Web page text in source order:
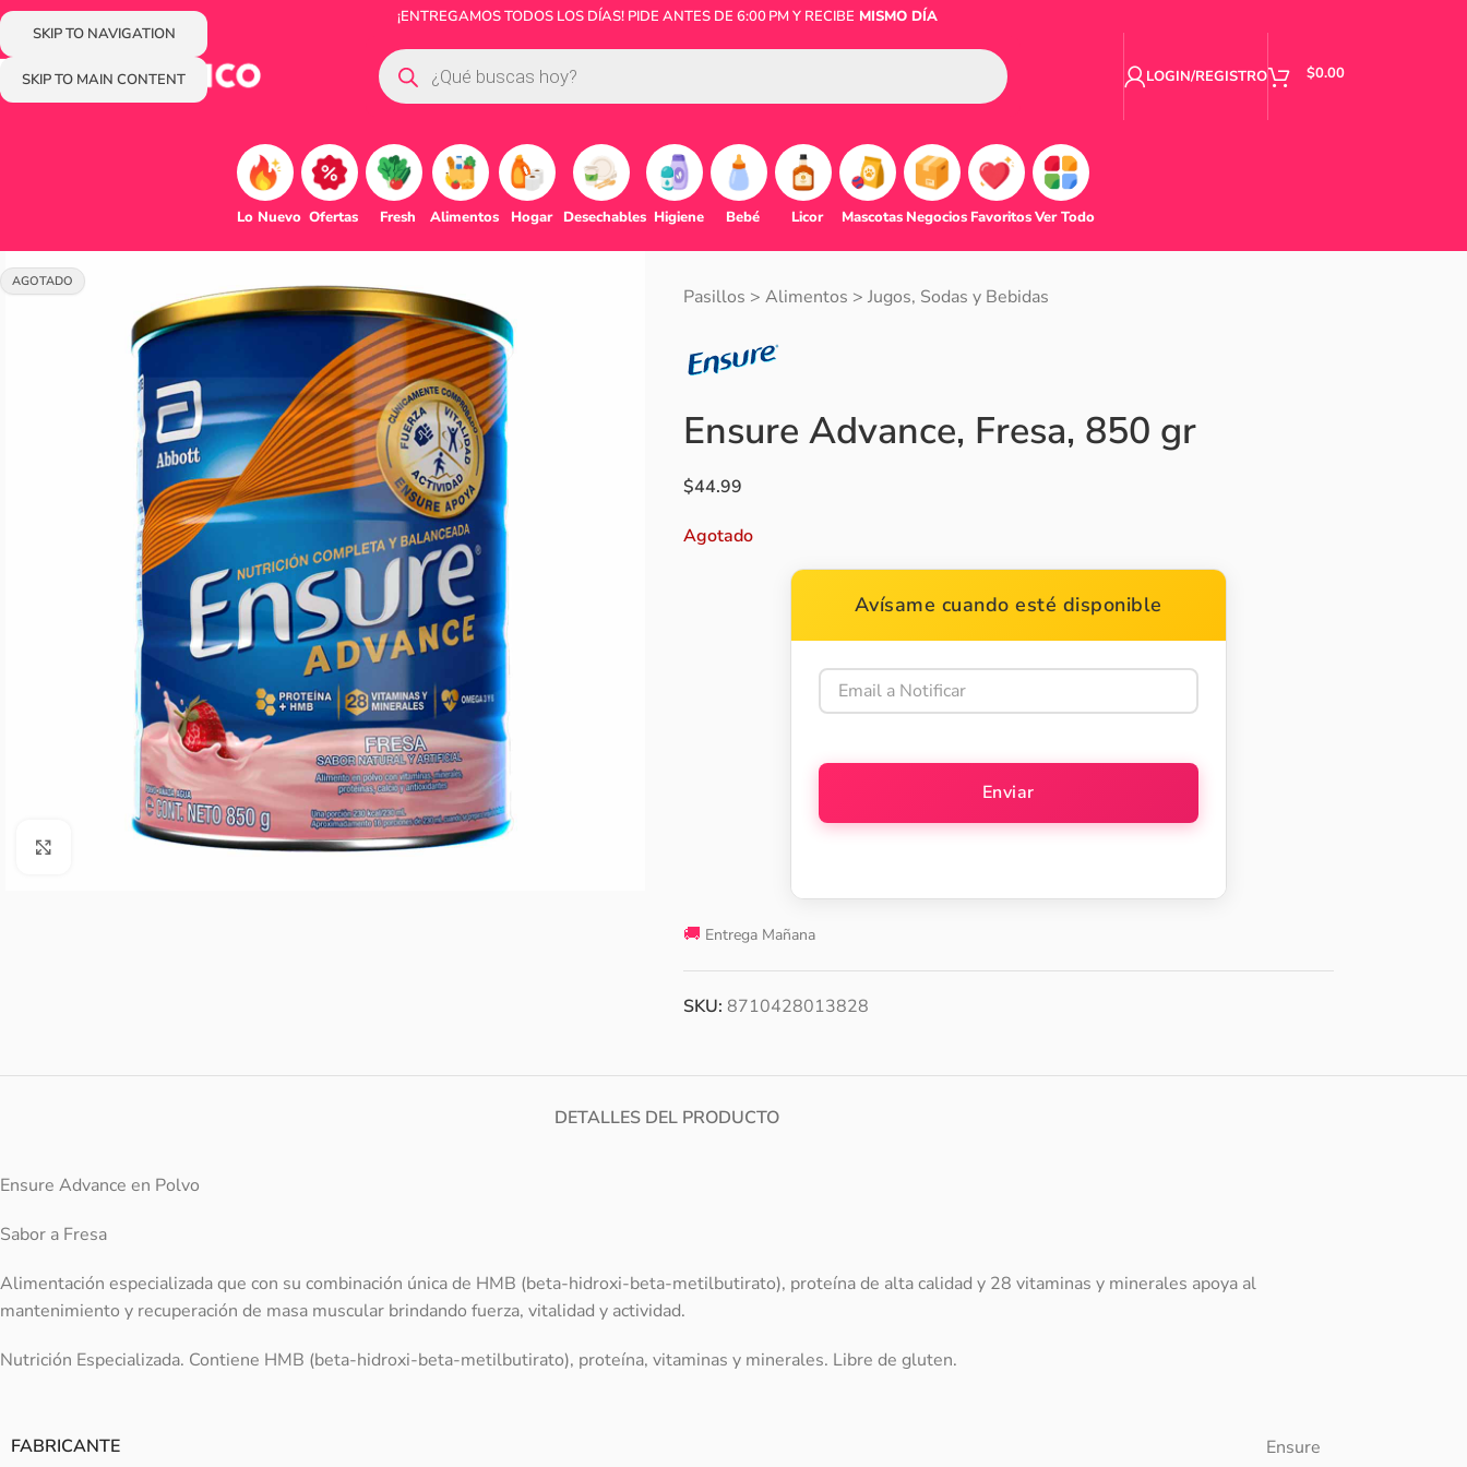
SKIP TO NAVIGATION
SKIP TO MAIN CONTENT
¡ENTREGAMOS TODOS LOS DÍAS! PIDE ANTES DE 6:00 PM Y RECIBE MISMO DÍA
LOGIN/REGISTRO $0.00
Lo Nuevo Ofertas Fresh Alimentos Hogar Desechables Higiene Bebé Licor Mascotas Negocios FavoritosVer Todo
AGOTADO
Agrandar imagen
Pasillos > Alimentos > Jugos, Sodas y Bebidas
Ensure Advance, Fresa, 850 gr
$44.99
Agotado
Avísame cuando esté disponible
🚚 Entrega Mañana
SKU: 8710428013828
DETALLES DEL PRODUCTO
Ensure Advance en Polvo
Sabor a Fresa
Alimentación especializada que con su combinación única de HMB (beta-hidroxi-beta-metilbutirato), proteína de alta calidad y 28 vitaminas y minerales apoya al
mantenimiento y recuperación de masa muscular brindando fuerza, vitalidad y actividad.
Nutrición Especializada. Contiene HMB (beta-hidroxi-beta-metilbutirato), proteína, vitaminas y minerales. Libre de gluten.
FABRICANTE Ensure